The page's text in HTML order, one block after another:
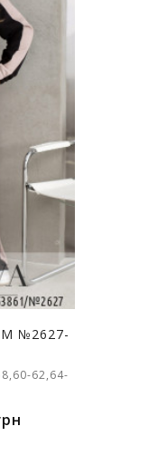
№2627-
62,64-